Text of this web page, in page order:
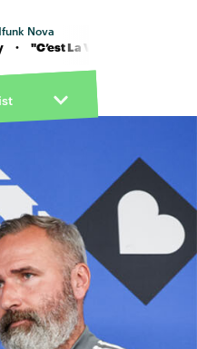
Nova
von Dagny